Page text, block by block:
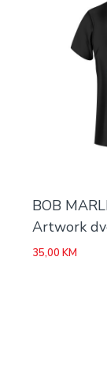
BOB
Artwork
35,00 KM